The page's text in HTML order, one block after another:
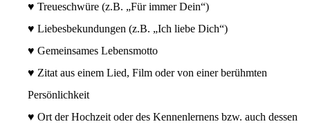
♥️ Treueschwüre (z.B. „Für immer Dein“)
♥️ Liebesbekundungen (z.B. „Ich liebe Dich“)
♥️ Gemeinsames Lebensmotto
♥️ Zitat aus einem Lied, Film oder von einer berühmten
Persönlichkeit
♥️ Ort der Hochzeit oder des Kennenlernens bzw. auch dessen